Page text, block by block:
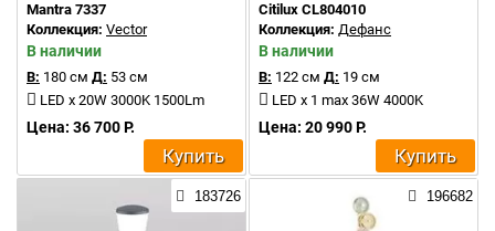
Mantra 7337
Коллекция: Vector
В наличии
В: 180 см Д: 53 см
LED x 20W 3000K 1500Lm
Цена: 36 700 Р.
Купить
Citilux CL804010
Коллекция: Дефанс
В наличии
В: 122 см Д: 19 см
LED x 1 max 36W 4000K
Цена: 20 990 Р.
Купить
183726 196682